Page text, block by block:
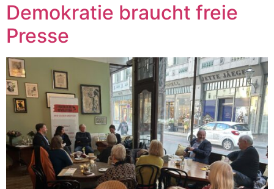
Demokratie braucht freie
Presse